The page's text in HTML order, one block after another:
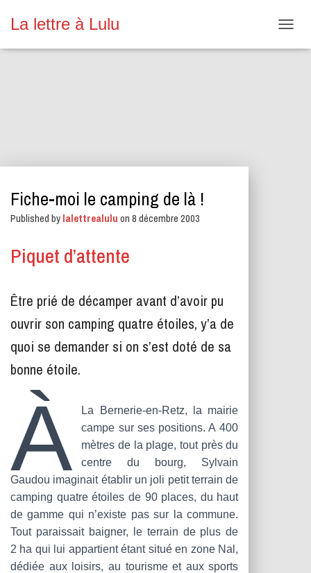
La lettre à Lulu
U
Fiche-moi le camping de là !
Published bylalettrealuluon8 décembre 2003
Piquet d’attente
Être prié de décamper avant d’avoir pu
ouvrir son camping quatre étoiles, y’a de
quoi se demander si on s’est doté de sa
bonne étoile.
À
La Bernerie-en-Retz, la mairie
campe sur ses positions. A 400
mètres de la plage, tout près du
centre du bourg, Sylvain
Gaudou imaginait établir un joli petit terrain de
camping quatre étoiles de 90 places, du haut
de gamme qui n’existe pas sur la commune.
Tout paraissait baigner, le terrain de plus de
2 ha qui lui appartient étant situé en zone Nal,
dédiée aux loisirs, au tourisme et aux sports